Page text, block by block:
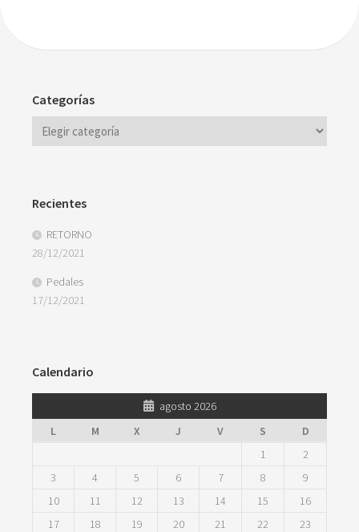
Categorías
Recientes
RETORNO
28/12/2021
Pedales
17/12/2021
Calendario
agosto 2026
L
M X J V S
D
1
2
3
4 5 6 7 8
9
10
11 12 13 14 15
16
17
18 19 20 21 22
23